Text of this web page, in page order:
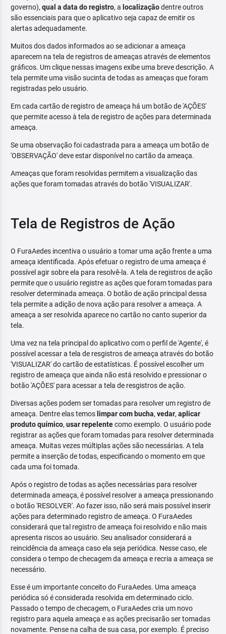
governo), qual a data do registro, a localizaçãodentre outros
são essenciais para que o aplicativo seja capaz de emitir os
alertas adequadamente.
Muitos dos dados informados ao se adicionar a ameaça
aparecem na tela de registros de ameaças através de elementos
gráficos. Um clique nessas imagens exibe uma breve descrição. A
tela permite uma visão sucinta de todas as ameaças que foram
registradas pelo usuário.
Em cada cartão de registro de ameaça há um botão de 'AÇÕES'
que permite acesso à tela de registro de ações para determinada
ameaça.
Se uma observação foi cadastrada para a ameaça um botão de
'OBSERVAÇÃO' deve estar disponível no cartão da ameaça.
Ameaças que foram resolvidas permitem a visualização das
ações que foram tomadas através do botão 'VISUALIZAR'.
Tela de Registros de Ação
O FuraAedes incentiva o usuário a tomar uma ação frente a uma
ameaça identificada. Após efetuar o registro de uma ameaça é
possível agir sobre ela para resolvê-la. A tela de registros de ação
permite que o usuário registre as ações que foram tomadas para
resolver determinada ameaça. O botão de ação principal dessa
tela permite a adição de nova ação para resolver a ameaça. A
ameaça a ser resolvida aparece no cartão no canto superior da
tela.
Uma vez na tela principal do aplicativo com o perfil de 'Agente', é
possível acessar a tela de resgistros de ameaça através do botão
'VISUALIZAR' do cartão de estatísticas. É possível escolher um
registro de ameaça que ainda não está resolvido e pressionar o
botão 'AÇÕES' para acessar a tela de resgistros de ação.
Diversas ações podem ser tomadas para resolver um registro de
ameaça. Dentre elas temos limpar com bucha, vedar, aplicar
produto químico, usar repelentecomo exemplo. O usuário pode
registrar as ações que foram tomadas para resolver determinada
ameaça. Muitas vezes múltiplas ações são necessárias. A tela
permite a inserção de todas, especificando o momento em que
cada uma foi tomada.
Após o registro de todas as ações necessárias para resolver
determinada ameaça, é possível resolver a ameaça pressionando
o botão 'RESOLVER'. Ao fazer isso, não será mais possível inserir
ações para determinado registro de ameaça. O FuraAedes
considerará que tal registro de ameaça foi resolvido e não mais
apresenta riscos ao usuário. Seu analisador considerará a
reincidência da ameaça caso ela seja periódica. Nesse caso, ele
considera o tempo de checagem da ameaça e recria a ameaça se
necessário.
Esse é um importante conceito do FuraAedes. Uma ameaça
periódica só é considerada resolvida em determinado ciclo.
Passado o tempo de checagem, o FuraAedes cria um novo
registro para aquela ameaça e as ações precisarão ser tomadas
novamente. Pense na calha de sua casa, por exemplo. É preciso